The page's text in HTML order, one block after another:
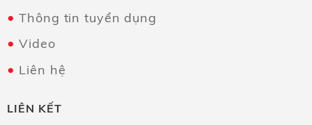
Thông tin tuyển dụng
Video
Liên hệ
LIÊN KẾT